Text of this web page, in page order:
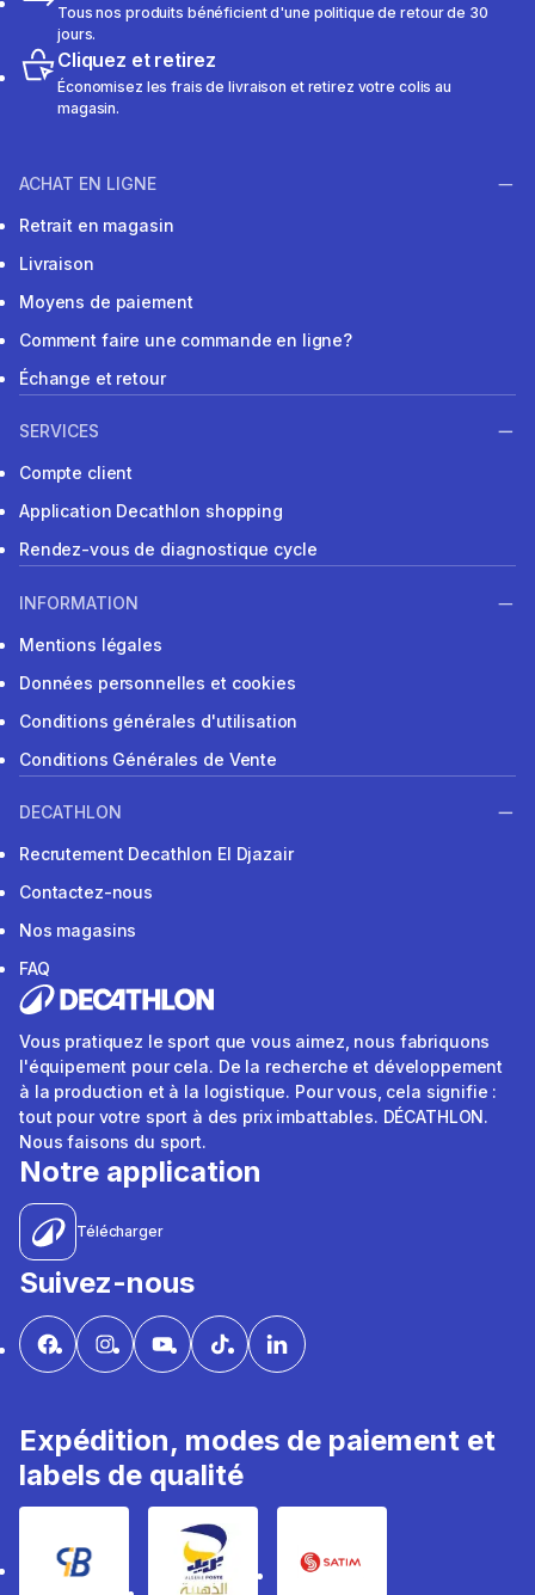
Tous nos produits bénéficient d'une politique de retour de 30
jours.
Cliquez et retirez
Économisez les frais de livraison et retirez votre colis au
magasin.
ACHAT EN LIGNE
Retrait en magasin
Livraison
Moyens de paiement
Comment faire une commande en ligne?
Échange et retour
SERVICES
Compte client
Application Decathlon shopping
Rendez-vous de diagnostique cycle
INFORMATION
Mentions légales
Données personnelles et cookies
Conditions générales d'utilisation
Conditions Générales de Vente
DECATHLON
Recrutement Decathlon El Djazair
Contactez-nous
Nos magasins
FAQ
Vous pratiquez le sport que vous aimez, nous fabriquons
l'équipement pour cela. De la recherche et développement
à la production et à la logistique. Pour vous, cela signifie :
tout pour votre sport à des prix imbattables. DÉCATHLON.
Nous faisons du sport.
Notre application
Télécharger
Suivez-nous
Expédition, modes de paiement et
labels de qualité